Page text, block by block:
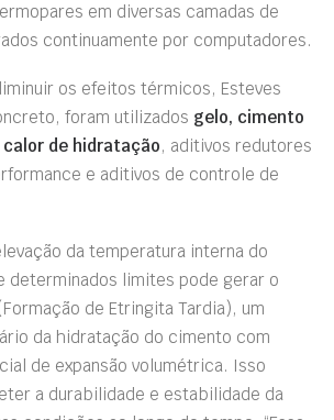
em diversas camadas de
continuamente por computadores.
os efeitos térmicos, Esteves
foram utilizados gelo, cimento
de hidratação, aditivos redutores
e aditivos de controle de
da temperatura interna do
determinados limites pode gerar o
de Etringita Tardia), um
da hidratação do cimento com
de expansão volumétrica. Isso
a durabilidade e estabilidade da